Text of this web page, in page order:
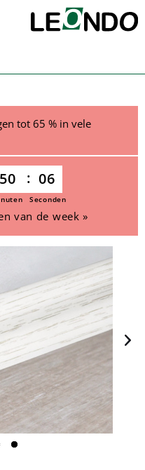
tot 65 % in vele
50 06
Seconden
van de week »